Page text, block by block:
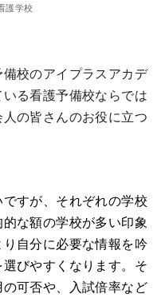
護学校
校のアイプラスアカデ
る看護予備校ならでは
の皆さんのお役に立つ
すが、それぞれの学校
な額の学校が多い印象
自分に必要な情報を吟
びやすくなります。そ
可否や、入試倍率など